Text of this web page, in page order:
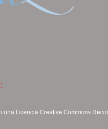
una LicenciaCreative Commons